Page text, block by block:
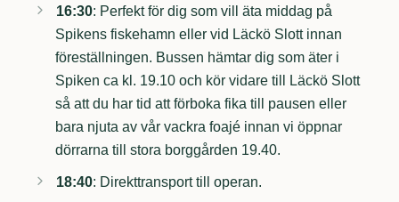
16:30: Perfekt för dig som vill äta middag på
Spikens fiskehamn eller vid Läckö Slott innan
föreställningen. Bussen hämtar dig som äter i
Spiken ca kl. 19.10 och kör vidare till Läckö Slott
så att du har tid att förboka fika till pausen eller
bara njuta av vår vackra foajé innan vi öppnar
dörrarna till stora borggården 19.40.
18:40: Direkttransport till operan.